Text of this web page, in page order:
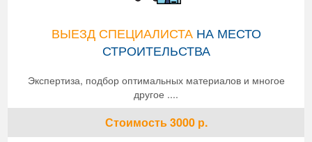
ВЫЕЗД СПЕЦИАЛИСТАНА МЕСТО
СТРОИТЕЛЬСТВА
Экспертиза, подбор оптимальных материалов и многое
другое ....
Стоимость3000р.